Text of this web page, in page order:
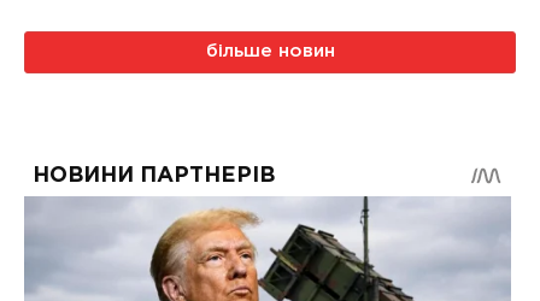
більше новин